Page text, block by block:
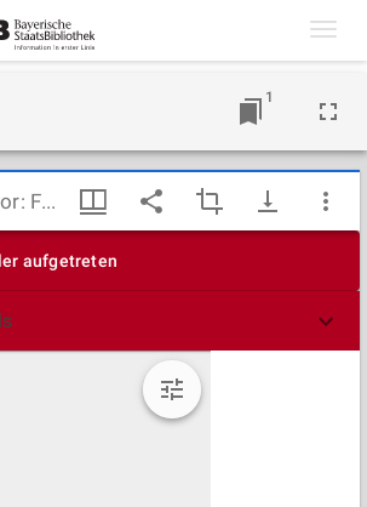
1
TypeError: Failed to fetch
aufgetreten